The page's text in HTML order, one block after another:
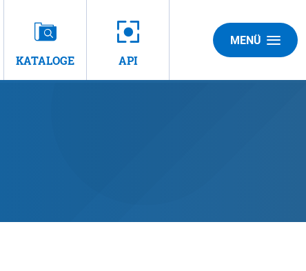
KATALOGE API
MENÜ